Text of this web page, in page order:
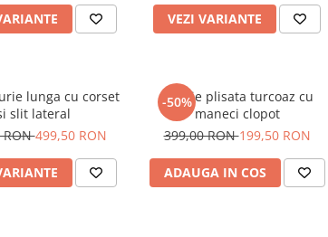
VEZI VARIANTE
lunga cu corset
slit lateral
RON499,50 RON
-50%
Rochie plisata turcoaz cu
maneci clopot
399,00 RON199,50 RON
ADAUGA IN COS